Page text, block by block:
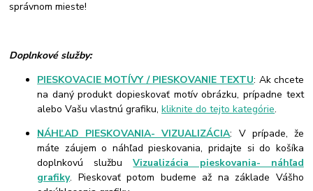
správnom mieste!
Doplnkové služby:
PIESKOVACIE MOTÍVY / PIESKOVANIE TEXTU: Ak chcete
na daný produkt dopieskovať motív obrázku, prípadne text
alebo Vašu vlastnú grafiku,kliknite do tejto kategórie.
NÁHĽAD PIESKOVANIA- VIZUALIZÁCIA: V prípade, že
máte záujem o náhľad pieskovania, pridajte si do košíka
doplnkovú službuVizualizácia pieskovania- náhľad
grafiky. Pieskovať potom budeme až na základe Vášho